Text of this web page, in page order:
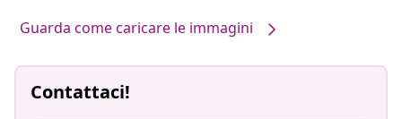
Guarda come caricare le immagini
Contattaci!